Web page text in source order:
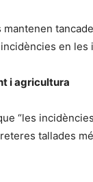
mantenen
en
i agricultura
“les
tallades